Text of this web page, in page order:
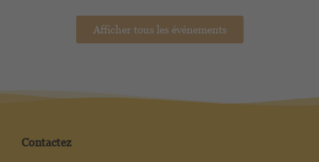
Afficher tous les événements
Contactez